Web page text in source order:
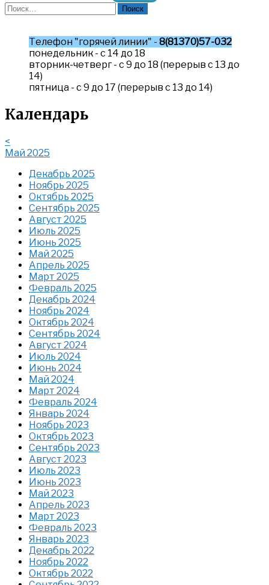
Найти:
Телефон "горячей линии" - 8(81370)57-032
понедельник - с 14 до 18
вторник-четверг - с 9 до 18 (перерыв с 13 до
14)
пятница - с 9 до 17 (перерыв с 13 до 14)
Календарь
<
Май 2025
Декабрь 2025
Ноябрь 2025
Октябрь 2025
Сентябрь 2025
Август 2025
Июль 2025
Июнь 2025
Май 2025
Апрель 2025
Март 2025
Февраль 2025
Декабрь 2024
Ноябрь 2024
Октябрь 2024
Сентябрь 2024
Август 2024
Июль 2024
Июнь 2024
Май 2024
Март 2024
Февраль 2024
Январь 2024
Ноябрь 2023
Октябрь 2023
Сентябрь 2023
Август 2023
Июль 2023
Июнь 2023
Май 2023
Апрель 2023
Март 2023
Февраль 2023
Январь 2023
Декабрь 2022
Ноябрь 2022
Октябрь 2022